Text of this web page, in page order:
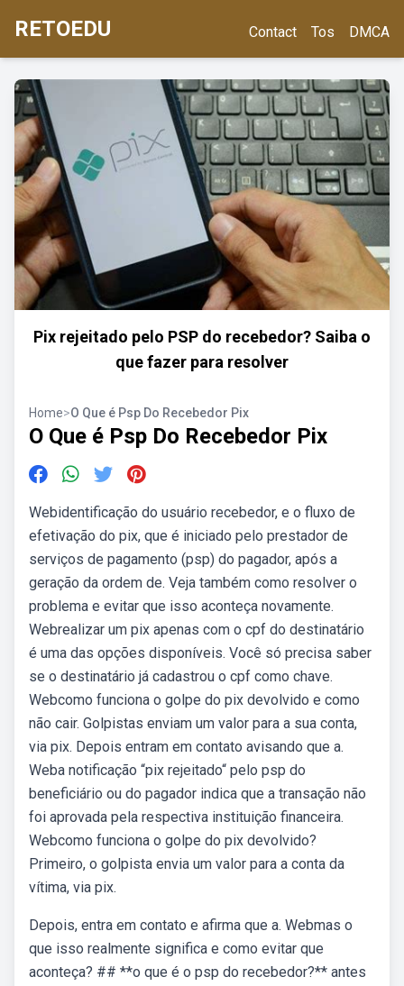
RETOEDU Contact Tos DMCA
Pix rejeitado pelo PSP do recebedor? Saiba o
que fazer para resolver
Home>O Que é Psp Do Recebedor Pix
O Que é Psp Do Recebedor Pix
Webidentificação do usuário recebedor, e o fluxo de
efetivação do pix, que é iniciado pelo prestador de
serviços de pagamento (psp) do pagador, após a
geração da ordem de. Veja também como resolver o
problema e evitar que isso aconteça novamente.
Webrealizar um pix apenas com o cpf do destinatário
é uma das opções disponíveis. Você só precisa saber
se o destinatário já cadastrou o cpf como chave.
Webcomo funciona o golpe do pix devolvido e como
não cair. Golpistas enviam um valor para a sua conta,
via pix. Depois entram em contato avisando que a.
Weba notificação “pix rejeitado“ pelo psp do
beneficiário ou do pagador indica que a transação não
foi aprovada pela respectiva instituição financeira.
Webcomo funciona o golpe do pix devolvido?
Primeiro, o golpista envia um valor para a conta da
vítima, via pix.
Depois, entra em contato e afirma que a. Webmas o
que isso realmente significa e como evitar que
aconteça? ## **o que é o psp do recebedor?** antes